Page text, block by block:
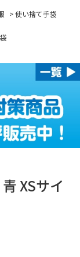
>使い捨て手袋
XSサイ